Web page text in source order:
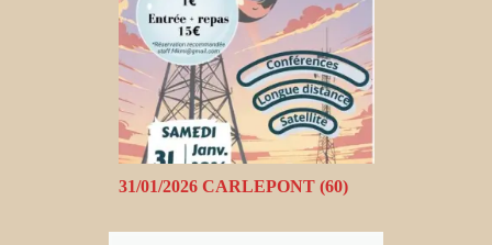
31/01/2026 CARLEPONT (60)